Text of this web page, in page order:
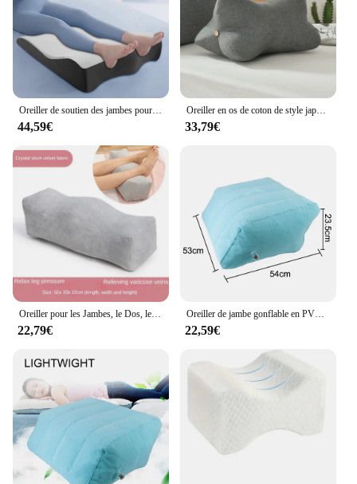
44,59€
Oreiller en os de coton de style japonais, coussin de canapé de lit, ascenseur de jambe de pied lombaire de femme enceinte, oreiller de corps de sommeil, oreillers de décor à la maison
33,79€
22,79€
Oreiller de jambe gonflable en PVC pour femme enceinte, coussin d'assistance, élévateur de pied, léger, doux, portable, genou, 2 pièces
22,59€